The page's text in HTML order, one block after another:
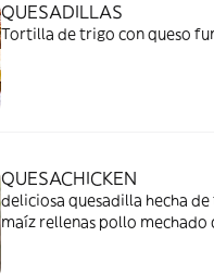
QUESADILLAS
Tortilla de trigo con queso
QUESACHICKEN
deliciosa quesadilla hecha
maíz rellenas pollo mechado